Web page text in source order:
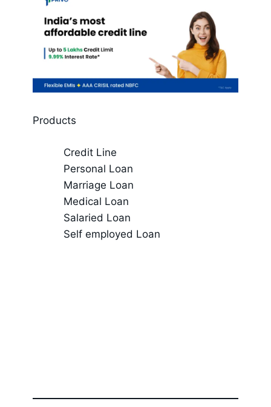
Products
Credit Line
Personal Loan
Marriage Loan
Medical Loan
Salaried Loan
Self employed Loan